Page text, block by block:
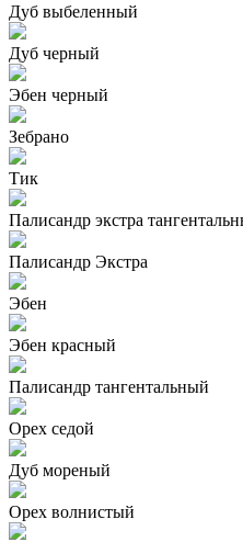
Дуб выбеленный
Дуб черный
Эбен черный
Зебрано
Тик
Палисандр экстра
Палисандр Экстра
Эбен
Эбен красный
Палисандр тангентальный
Орех седой
Дуб мореный
Орех волнистый